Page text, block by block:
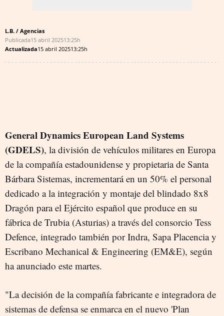
L.B. / Agencias
Publicada15 abril 202513:25h
Actualizada15 abril 202513:25h
General Dynamics European Land Systems
(GDELS), la división de vehículos militares en Europa
de la compañía estadounidense y propietaria de Santa
Bárbara Sistemas, incrementará en un 50% el personal
dedicado a la integración y montaje del blindado 8x8
Dragón para el Ejército español que produce en su
fábrica de Trubia (Asturias) a través del consorcio Tess
Defence, integrado también por Indra, Sapa Placencia y
Escribano Mechanical & Engineering (EM&E), según
ha anunciado este martes.
"La decisión de la compañía fabricante e integradora de
sistemas de defensa se enmarca en el nuevo 'Plan